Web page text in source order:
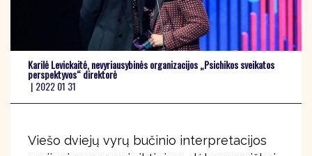
Karilė Levickaitė, nevyriausybinės organizacijos „Psichikos sveikatos
perspektyvos“ direktorė
| 2022 01 31
Viešo dviejų vyrų bučinio interpretacijos